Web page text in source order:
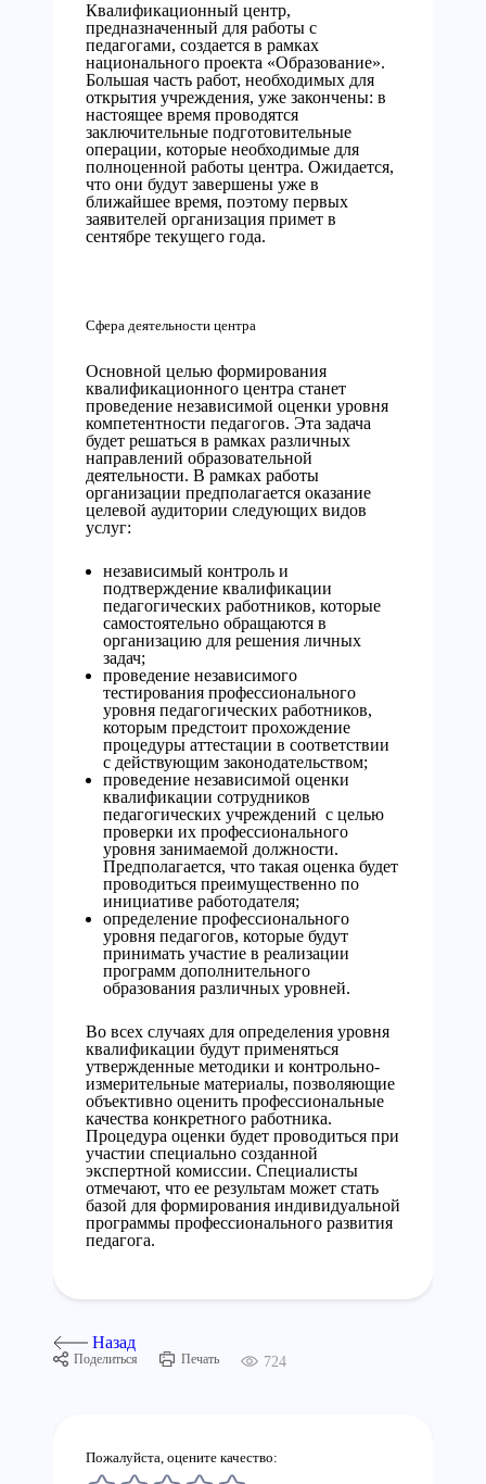
Квалификационный центр,
предназначенный для работы с
педагогами, создается в рамках
национального проекта «Образование».
Большая часть работ, необходимых для
открытия учреждения, уже закончены: в
настоящее время проводятся
заключительные подготовительные
операции, которые необходимые для
полноценной работы центра. Ожидается,
что они будут завершены уже в
ближайшее время, поэтому первых
заявителей организация примет в
сентябре текущего года.
Сфера деятельности центра
Основной целью формирования
квалификационного центра станет
проведение независимой оценки уровня
компетентности педагогов. Эта задача
будет решаться в рамках различных
направлений образовательной
деятельности. В рамках работы
организации предполагается оказание
целевой аудитории следующих видов
услуг:
независимый контроль и
подтверждение квалификации
педагогических работников, которые
самостоятельно обращаются в
организацию для решения личных
задач;
проведение независимого
тестирования профессионального
уровня педагогических работников,
которым предстоит прохождение
процедуры аттестации в соответствии
с действующим законодательством;
проведение независимой оценки
квалификации сотрудников
педагогических учреждений с целью
проверки их профессионального
уровня занимаемой должности.
Предполагается, что такая оценка будет
проводиться преимущественно по
инициативе работодателя;
определение профессионального
уровня педагогов, которые будут
принимать участие в реализации
программ дополнительного
образования различных уровней.
Во всех случаях для определения уровня
квалификации будут применяться
утвержденные методики и контрольно-
измерительные материалы, позволяющие
объективно оценить профессиональные
качества конкретного работника.
Процедура оценки будет проводиться при
участии специально созданной
экспертной комиссии. Специалисты
отмечают, что ее результам может стать
базой для формирования индивидуальной
программы профессионального развития
педагога.
Назад
Поделиться Печать 724
Пожалуйста, оцените качество: